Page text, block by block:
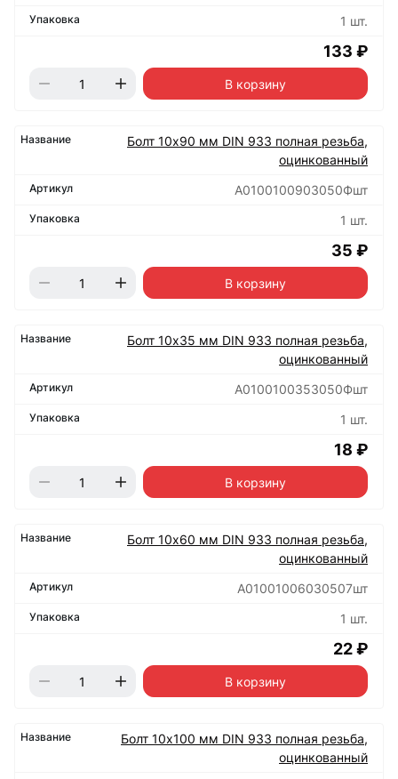
1 шт.
133 ₽
В корзину
Болт 10х90 мм DIN 933 полная резьба,
оцинкованный
А0100100903050Фшт
1 шт.
35 ₽
В корзину
Болт 10х35 мм DIN 933 полная резьба,
оцинкованный
А0100100353050Фшт
1 шт.
18 ₽
В корзину
Болт 10х60 мм DIN 933 полная резьба,
оцинкованный
А01001006030507шт
1 шт.
22 ₽
В корзину
Болт 10х100 мм DIN 933 полная резьба,
оцинкованный